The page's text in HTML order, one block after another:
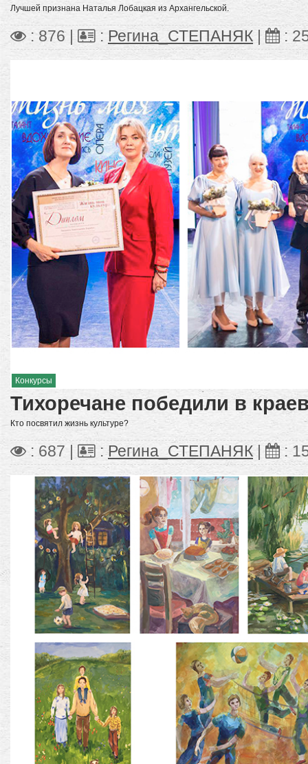
Лучшей признана Наталья Лобацкая из Архангельской.
: 876 | : Регина_СТЕПАНЯК :
Конкурсы
Тихоречане победили в
Кто посвятил жизнь культуре?
: 687 | :Регина_СТЕПАНЯК | :